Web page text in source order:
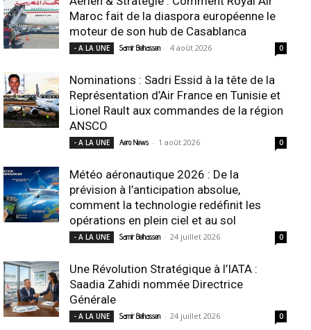
Maroc fait de la diaspora européenne le
moteur de son hub de Casablanca
- A LA UNE Samir Belhassen - 4 août 2026 0
Nominations : Sadri Essid à la tête de la
Représentation d’Air France en Tunisie et
Lionel Rault aux commandes de la région
ANSCO
- A LA UNE Aero News - 1 août 2026 0
Météo aéronautique 2026 : De la
prévision à l’anticipation absolue,
comment la technologie redéfinit les
opérations en plein ciel et au sol
- A LA UNE Samir Belhassen - 24 juillet 2026 0
Une Révolution Stratégique à l’IATA :
Saadia Zahidi nommée Directrice
Générale
- A LA UNE Samir Belhassen - 24 juillet 2026 0